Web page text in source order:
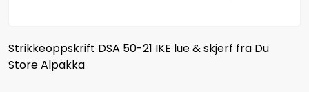
Strikkeoppskrift DSA 50-21 IKE lue & skjerf fra Du
Store Alpakka